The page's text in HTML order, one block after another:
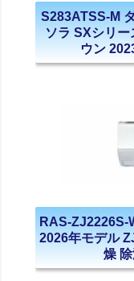
S283ATSS-M
ソラ SXシリ
ウン
RAS-ZJ2226S-
2026年モデル
燥